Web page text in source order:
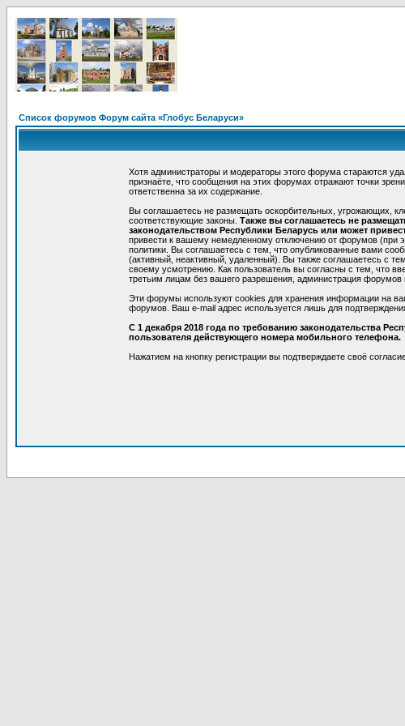
Список форумов Форум сайта «Глобус Беларуси»
Хотя администраторы и модераторы этого форума стараются
признаёте, что сообщения на этих форумах отражают точки
ответственна за их содержание.
Вы соглашаетесь не размещать оскорбительных, угрожающих,
соответствующие законы. Также вы соглашаетесь не
законодательством Республики Беларусь или может
привести к вашему немедленному отключению от форумов (при
политики. Вы соглашаетесь с тем, что опубликованные вами
(активный, неактивный, удаленный). Вы также соглашаетесь с
своему усмотрению. Как пользователь вы согласны с тем, что
третьим лицам без вашего разрешения, администрация форумов
Эти форумы используют cookies для хранения информации на
форумов. Ваш e-mail адрес используется лишь для
С 1 декабря 2018 года по требованию законодательства
пользователя действующего номера мобильного телефона.
Нажатием на кнопку регистрации вы подтверждаете своё